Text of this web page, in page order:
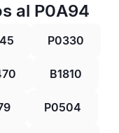
al P0A94
P0330
B1810
P0504